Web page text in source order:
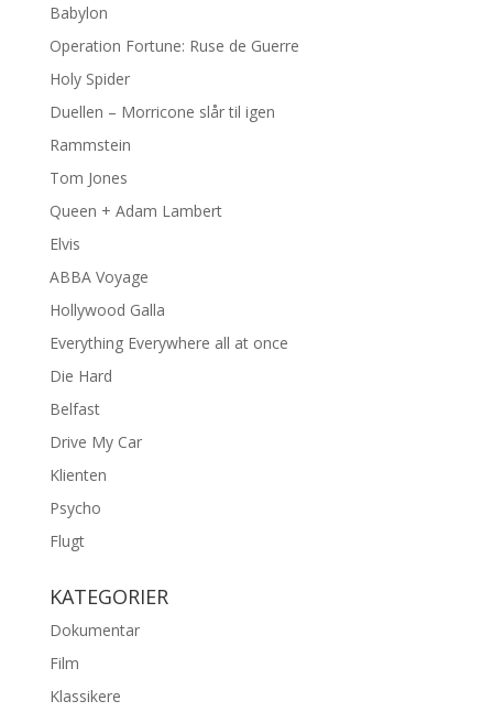
Babylon
Operation Fortune: Ruse de Guerre
Holy Spider
Duellen – Morricone slår til igen
Rammstein
Tom Jones
Queen + Adam Lambert
Elvis
ABBA Voyage
Hollywood Galla
Everything Everywhere all at once
Die Hard
Belfast
Drive My Car
Klienten
Psycho
Flugt
KATEGORIER
Dokumentar
Film
Klassikere